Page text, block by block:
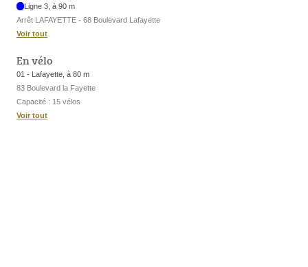
Ligne 3, à 90 m
Arrêt LAFAYETTE - 68 Boulevard Lafayette
Voir tout
En vélo
01 - Lafayette, à 80 m
83 Boulevard la Fayette
Capacité : 15 vélos
Voir tout